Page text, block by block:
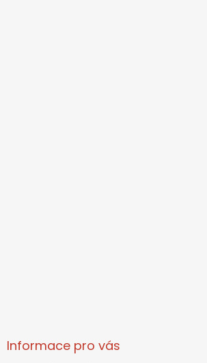
Informace pro vás